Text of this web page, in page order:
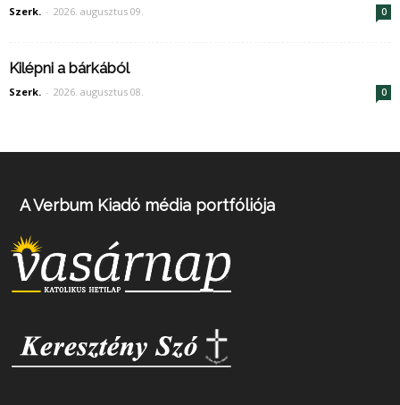
Szerk. - 2026. augusztus 09. 0
Kilépni a bárkából
Szerk. - 2026. augusztus 08. 0
A Verbum Kiadó média portfóliója